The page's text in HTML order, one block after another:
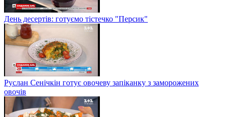
День десертів: готуємо тістечко "Персик"
Руслан Сенічкін готує овочеву запіканку з заморожених
овочів